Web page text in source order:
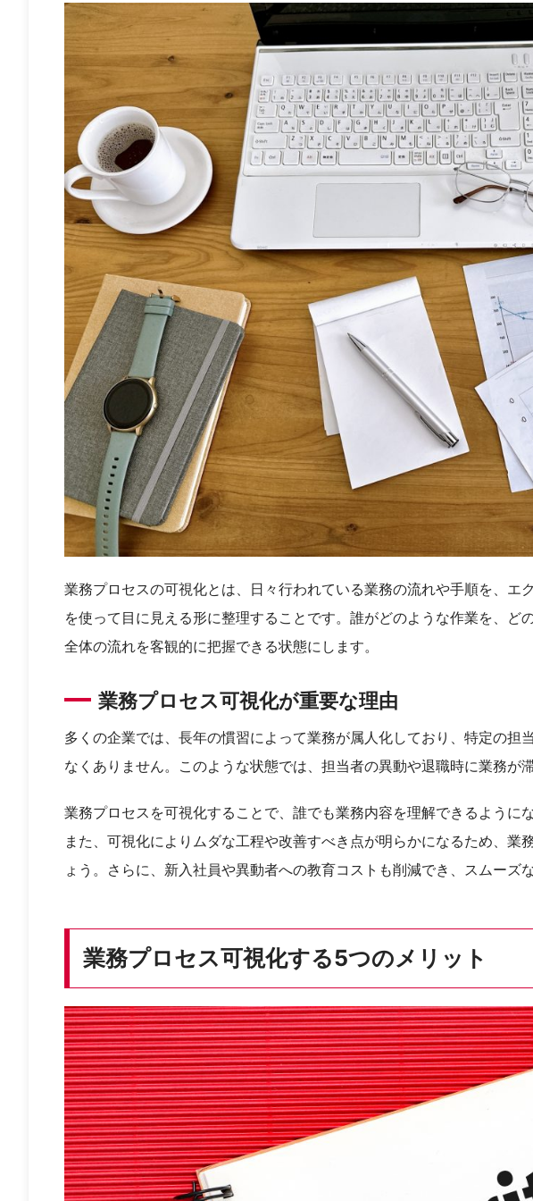
業務プロセスの可視化とは、日々行われている業務の流れや手順を、エ
を使って目に見える形に整理することです。誰がどのような作業を、ど
全体の流れを客観的に把握できる状態にします。
業務プロセス可視化が重要な理由
多くの企業では、長年の慣習によって業務が属人化しており、特定の担
なくありません。このような状態では、担当者の異動や退職時に業務が
業務プロセスを可視化することで、誰でも業務内容を理解できるように
また、可視化によりムダな工程や改善すべき点が明らかになるため、業
ょう。さらに、新入社員や異動者への教育コストも削減でき、スムーズ
業務プロセス可視化する5つのメリット